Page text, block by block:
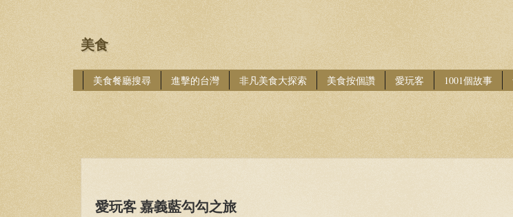
美食
美食餐廳搜尋 進擊的台灣 非凡美食大探索 美食按個讚 愛玩客 1001個故事
愛玩客 嘉義藍勾勾之旅